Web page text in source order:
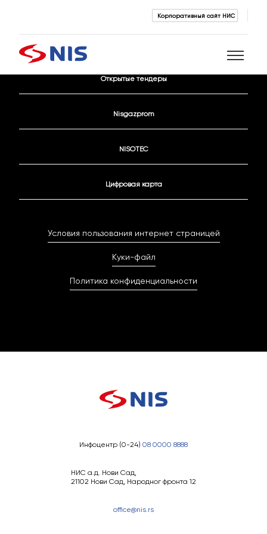
Корпоративный сайт НИС
Открытые тендеры
Nisgazprom
NISOTEC
Цифровая карта
Условия пользования интернет страницей
Куки-файл
Политика конфиденциальности
Инфоцентр (0-24) 08 0000 8888
НИС а.д. Нови Сад,
21102 Нови Сад, Народног фронта 12
office@nis.rs